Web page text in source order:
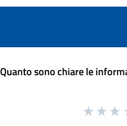
Quanto sono chiare le